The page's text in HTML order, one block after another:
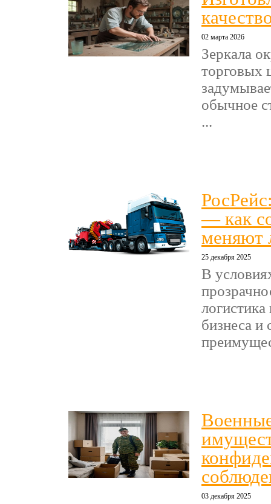
02 марта 2026
Зеркала
торговых
обычное
...
— как
меняют
25 декабря 2025
В
бизнеса и
03 декабря 2025